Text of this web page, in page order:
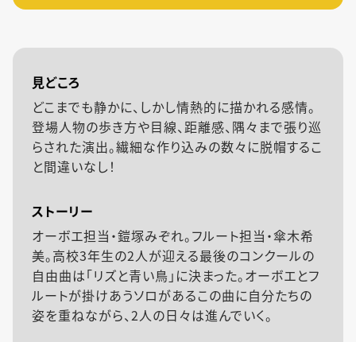
見どころ
どこまでも静かに、しかし情熱的に描かれる感情。
登場人物の歩き方や目線、距離感、隅々まで張り巡
らされた演出。繊細な作り込みの数々に脱帽するこ
と間違いなし！
ストーリー
オーボエ担当・鎧塚みぞれ。フルート担当・傘木希
美。高校3年生の2人が迎える最後のコンクールの
自由曲は「リズと青い鳥」に決まった。オーボエとフ
ルートが掛けあうソロがあるこの曲に自分たちの
姿を重ねながら、2人の日々は進んでいく。